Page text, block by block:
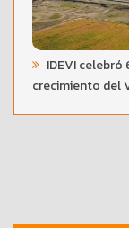
IDEVI
crecimiento del